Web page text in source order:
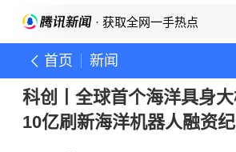
· 获取全网一手热点
首页 新闻
科创丨全球首个海洋具身大
10亿刷新海洋机器人融资